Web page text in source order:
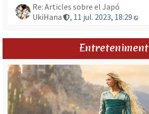
Re: Articles sobre el Japó
UkiHana
, 11 jul. 2023, 18:29
Entreteniment